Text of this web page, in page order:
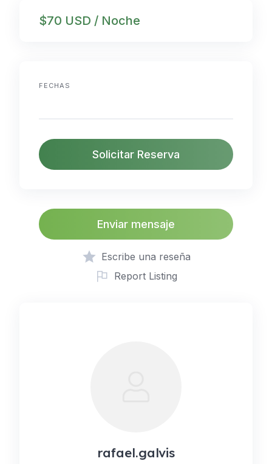
$70 USD / Noche
FECHAS
Solicitar Reserva
Enviar mensaje
Escribe una reseña
Report Listing
rafael.galvis